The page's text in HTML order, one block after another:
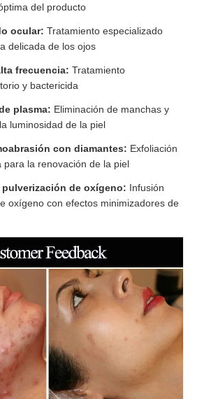
del producto
ocular: Tratamiento especializado
delicada de los ojos
frecuencia: Tratamiento
y bactericida
plasma: Eliminación de manchas y
luminosidad de la piel
con diamantes: Exfoliación
para la renovación de la piel
pulverización de oxígeno: Infusión
oxígeno con efectos minimizadores de